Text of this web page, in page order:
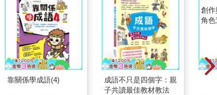
靠關係學成語(4)
成語不只是四個字：親
子共讀最佳教材教法